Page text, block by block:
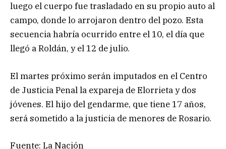
luego el cuerpo fue trasladado en su propio auto al
campo, donde lo arrojaron dentro del pozo. Esta
secuencia habría ocurrido entre el 10, el día que
llegó a Roldán, y el 12 de julio.
El martes próximo serán imputados en el Centro
de Justicia Penal la expareja de Elorrieta y dos
jóvenes. El hijo del gendarme, que tiene 17 años,
será sometido a la justicia de menores de Rosario.
Fuente: La Nación